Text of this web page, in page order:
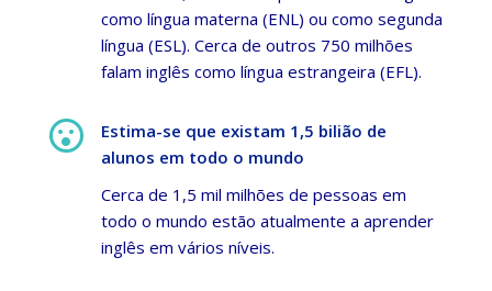
como língua materna (ENL) ou como segunda
língua (ESL). Cerca de outros 750 milhões
falam inglês como língua estrangeira (EFL).

Estima-se que existam 1,5 bilião de
alunos em todo o mundo
Cerca de 1,5 mil milhões de pessoas em
todo o mundo estão atualmente a aprender
inglês em vários níveis.